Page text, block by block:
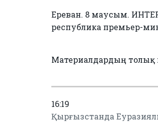
Ереван. 8 маусым.
республика премьер-
Материалдардың толық
16:19
Қырғызстанда